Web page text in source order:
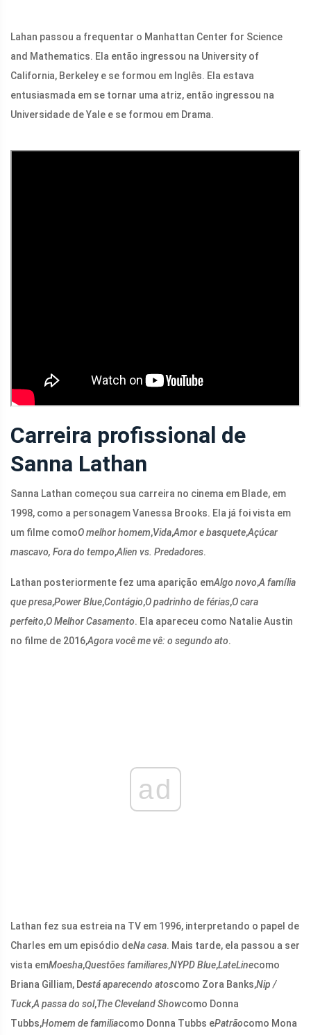
Lahan passou a frequentar o Manhattan Center for Science
and Mathematics. Ela então ingressou na University of
California, Berkeley e se formou em Inglês. Ela estava
entusiasmada em se tornar uma atriz, então ingressou na
Universidade de Yale e se formou em Drama.
Carreira profissional de
Sanna Lathan
Sanna Lathan começou sua carreira no cinema em Blade, em
1998, como a personagem Vanessa Brooks. Ela já foi vista em
um filme comoO melhor homem,Vida,Amor e basquete,Açúcar
mascavo, Fora do tempo,Alien vs. Predadores.
Lathan posteriormente fez uma aparição emAlgo novo,A família
que presa,Power Blue,Contágio,O padrinho de férias,O cara
perfeito,O Melhor Casamento. Ela apareceu como Natalie Austin
no filme de 2016,Agora você me vê: o segundo ato.
ad
Lathan fez sua estreia na TV em 1996, interpretando o papel de
Charles em um episódio deNa casa. Mais tarde, ela passou a ser
vista emMoesha,Questões familiares,NYPD Blue,LateLinecomo
Briana Gilliam, Destá aparecendo atoscomo Zora Banks,Nip /
Tuck,A passa do sol,The Cleveland Showcomo Donna
Tubbs,Homem de familiacomo Donna Tubbs ePatrãocomo Mona